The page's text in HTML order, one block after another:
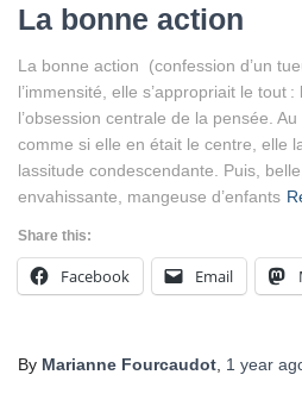
La bonne action
La bonne action (confession d’un
l’immensité, elle s’appropriait le tout
l’obsession centrale de la pensée.
comme si elle en était le centre, elle
lassitude condescendante. Puis,
envahissante, mangeuse d’enfants
Share this:
Facebook Email
By Marianne Fourcaudot, 1 year